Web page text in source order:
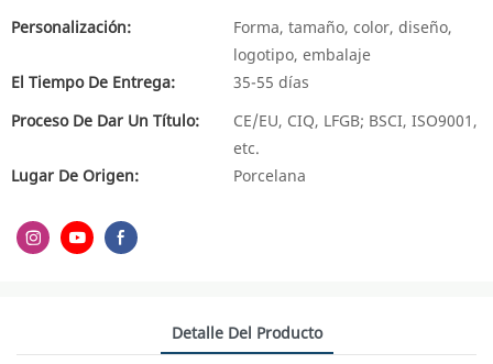
Personalización:
Forma, tamaño, color, diseño,
logotipo, embalaje
El Tiempo De Entrega:
35-55 días
Proceso De Dar Un Título:
CE/EU, CIQ, LFGB; BSCI, ISO9001,
etc.
Lugar De Origen:
Porcelana
Detalle Del Producto